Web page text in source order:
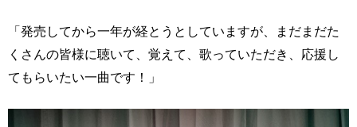
「発売してから一年が経とうとしていますが、まだまだた
くさんの皆様に聴いて、覚えて、歌っていただき、応援し
てもらいたい一曲です！」